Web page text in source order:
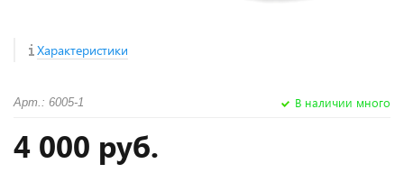
Характеристики
Арт.: 6005-1 В наличии много
4 000 руб.